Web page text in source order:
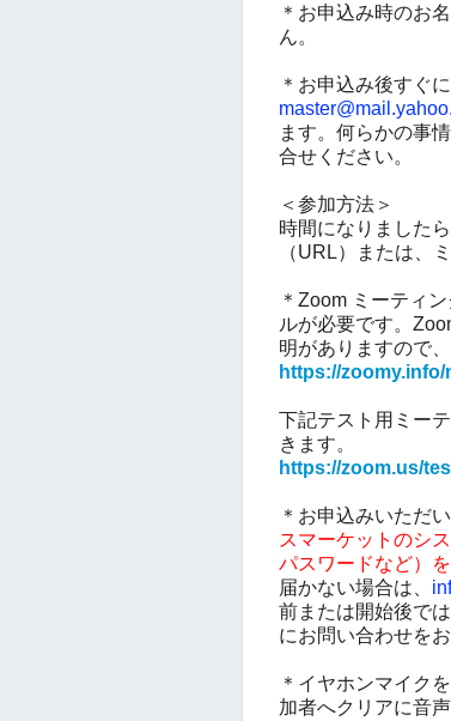
＊お申込み時のお
ん。
＊お申込み後すぐ
ます。 何らかの事
合せください。
＜参加方法＞
時間になりました
（URL）または、
＊Zoom ミーティ
ルが必要です。
明がありますので
https://
下記テスト用ミー
きます。
https://zoom.us/
＊お申込みいただい
スマーケットのシ
パスワードなど）
届かない場合は、
前または開始後で
にお問い合わせを
＊イヤホンマイク
加者へクリアに音